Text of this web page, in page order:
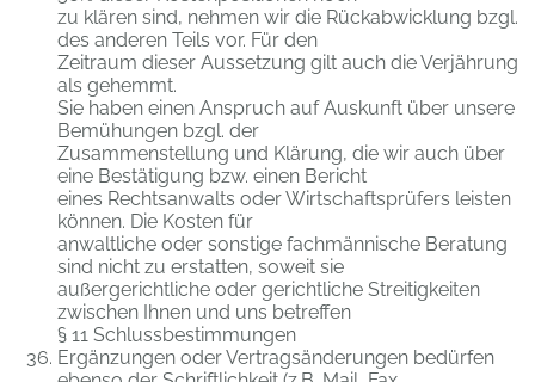
zu klären sind, nehmen wir die Rückabwicklung bzgl.
des anderen Teils vor. Für den
Zeitraum dieser Aussetzung gilt auch die Verjährung
als gehemmt.
Sie haben einen Anspruch auf Auskunft über unsere
Bemühungen bzgl. der
Zusammenstellung und Klärung, die wir auch über
eine Bestätigung bzw. einen Bericht
eines Rechtsanwalts oder Wirtschaftsprüfers leisten
können. Die Kosten für
anwaltliche oder sonstige fachmännische Beratung
sind nicht zu erstatten, soweit sie
außergerichtliche oder gerichtliche Streitigkeiten
zwischen Ihnen und uns betreffen
§ 11 Schlussbestimmungen
Ergänzungen oder Vertragsänderungen bedürfen